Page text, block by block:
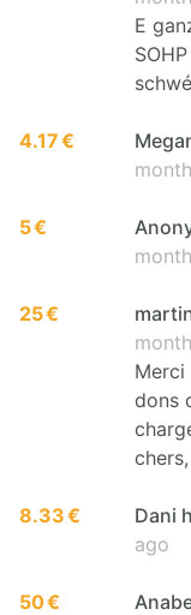
E
4.17 €
5 €
25 €
dons
8.33 € Dani
ago
50 €